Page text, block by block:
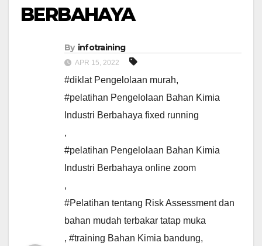
BERBAHAYA
By infotraining
APR 15, 2022
#diklat Pengelolaan murah,
#pelatihan Pengelolaan Bahan Kimia
Industri Berbahaya fixed running
,
#pelatihan Pengelolaan Bahan Kimia
Industri Berbahaya online zoom
,
#Pelatihan tentang Risk Assessment dan
bahan mudah terbakar tatap muka
, #training Bahan Kimia bandung,